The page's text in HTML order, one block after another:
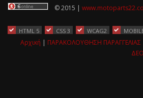
© 2015 |
HTML 5 CSS 3 WCAG2
Αρχική | ΠΑΡΑΚΟΛΟΥΘΗΣΗ ΠΑΡΑΓΓΕΛΙΑΣ